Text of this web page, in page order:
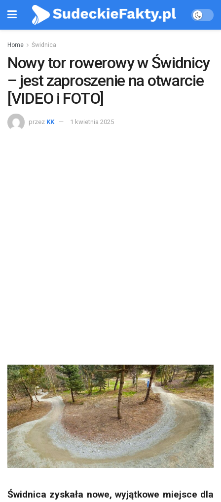
Home Świdnica
Nowy tor rowerowy w Świdnicy
– jest zaproszenie na otwarcie
[VIDEO i FOTO]
przez KK 1 kwietnia 2025
Świdnica zyskała nowe, wyjątkowe miejsce dla